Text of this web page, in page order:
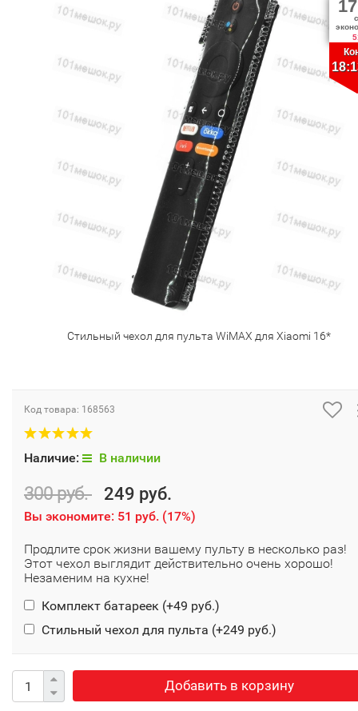
Стильный чехол для пульта WiMAX для Xiaomi 16*
17
Код товара: 168563
Наличие: В наличии
300 руб. 249 руб.
Вы экономите: 51 руб. (17%)
Продлите срок жизни вашему пульту в несколько раз!
Этот чехол выглядит действительно очень хорошо!
Незаменим на кухне!
Комплект батареек (+49 руб.)
Стильный чехол для пульта (+249 руб.)
Добавить в корзину